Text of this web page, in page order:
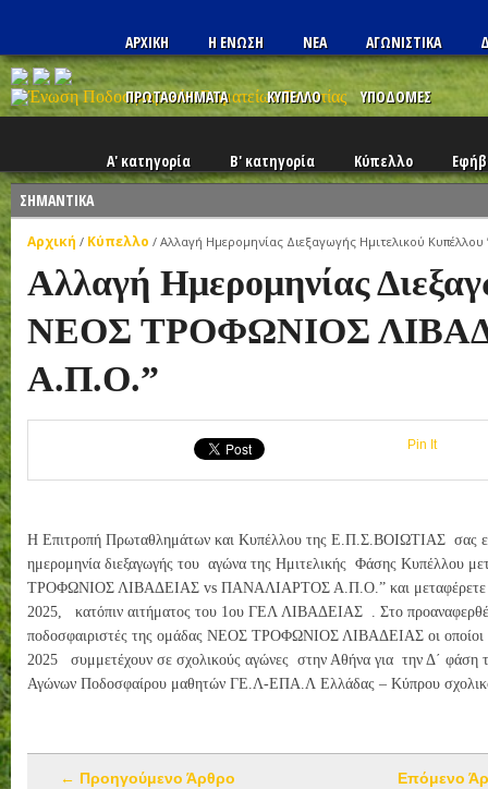
ΑΡΧΙΚΗ Η ΕΝΩΣΗ ΝΕΑ ΑΓΩΝΙΣΤΙΚΑ
ΠΡΩΤΑΘΛΗΜΑΤΑ ΚΥΠΕΛΛΟ ΥΠΟΔΟΜΕΣ
Α' κατηγορία Β' κατηγορία Κύπελλο
ΣΗΜΑΝΤΙΚΑ
Αρχική / Κύπελλο / Αλλαγή Ημερομηνίας Διεξαγωγής Ημιτελικού
Αλλαγή Ημερομηνίας
ΝΕΟΣ ΤΡΟΦΩΝΙΟΣ
Α.Π.Ο.”
Pin It
Η Επιτροπή Πρωταθλημάτων και Κυπέλλου της Ε.Π.Σ.ΒΟΙΩΤΙΑΣ σας
ημερομηνία διεξαγωγής του αγώνα της Ημιτελικής Φάσης Κυπέλλου
ΤΡΟΦΩΝΙΟΣ ΛΙΒΑΔΕΙΑΣ vs ΠΑΝΑΛΙΑΡΤΟΣ Α.Π.Ο.” και μεταφέρετε
2025, κατόπιν αιτήματος του 1ου ΓΕΛ ΛΙΒΑΔΕΙΑΣ . Στο
ποδοσφαιριστές της ομάδας ΝΕΟΣ ΤΡΟΦΩΝΙΟΣ ΛΙΒΑΔΕΙΑΣ οι οποίοι
2025 συμμετέχουν σε σχολικούς αγώνες στην Αθήνα για την Δ΄ φάση
Αγώνων Ποδοσφαίρου μαθητών ΓΕ.Λ-ΕΠΑ.Λ Ελλάδας – Κύπρου
← Προηγούμενο Άρθρο Επόμενο